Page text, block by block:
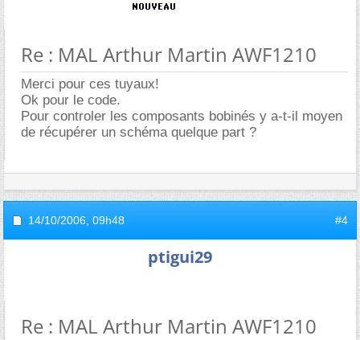
Re : MAL Arthur Martin AWF1210
Merci pour ces tuyaux!
Ok pour le code.
Pour controler les composants bobinés y a-t-il moyen
de récupérer un schéma quelque part ?
14/10/2006, 09h48 #4
ptigui29
Re : MAL Arthur Martin AWF1210